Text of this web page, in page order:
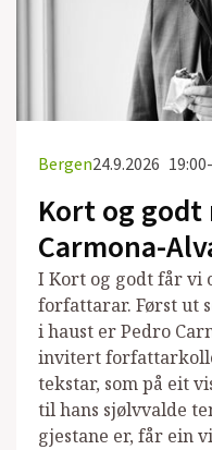
Bergen24.9.2026
Kort og godt
Carmona-
I Kort og godt får vi
forfattarar. Først ut
i haust er Pedro
invitert
tekstar, som på eit
til hans sjølvvalde
gjestane er, får ein